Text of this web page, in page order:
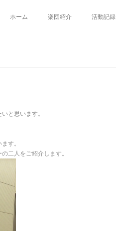
ホーム 楽団紹介 活動記録
と思います。
す。
二人をご紹介します。